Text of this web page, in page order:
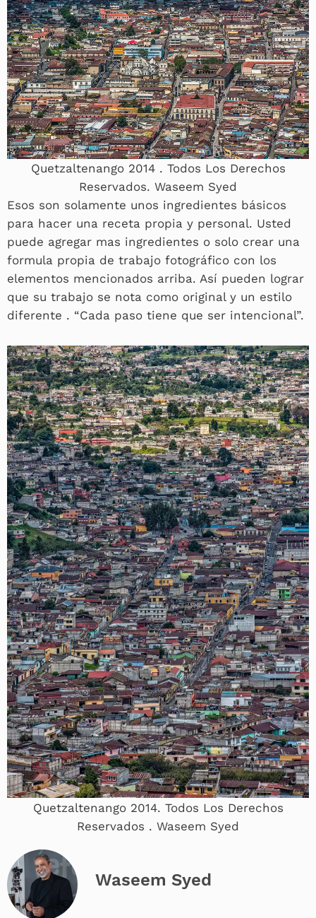
Quetzaltenango 2014 . Todos Los Derechos
Reservados. Waseem Syed
Esos son solamente unos ingredientes básicos
para hacer una receta propia y personal. Usted
puede agregar mas ingredientes o solo crear una
formula propia de trabajo fotográfico con los
elementos mencionados arriba. Así pueden lograr
que su trabajo se nota como original y un estilo
diferente . “Cada paso tiene que ser intencional”.
Quetzaltenango 2014. Todos Los Derechos
Reservados . Waseem Syed
Waseem Syed